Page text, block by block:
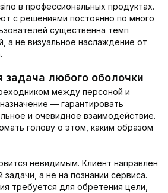
в профессиональных продуктах.
с решениями постоянно по много
существенна темп
а не визуальное наслаждение от
задача любого оболочки
между персоной и
— гарантировать
и очевидное взаимодействие.
голову о этом, каким образом
невидимым. Клиент направлен
задачи, а не на познании сервиса.
требуется для обретения цели,